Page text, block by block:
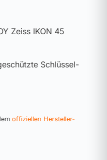
Zeiss IKON 45
Schlüssel-
offiziellen Hersteller-